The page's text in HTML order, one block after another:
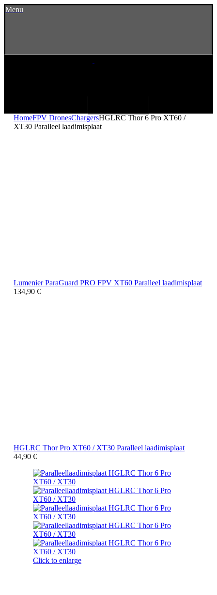
Menu
HomeFPV DronesChargersHGLRC Thor 6 Pro XT60 /
XT30 Paralleel laadimisplaat
Lumenier ParaGuard PRO FPV XT60 Paralleel laadimisplaat
134,90 €
HGLRC Thor Pro XT60 / XT30 Paralleel laadimisplaat
44,90 €
Click to enlarge